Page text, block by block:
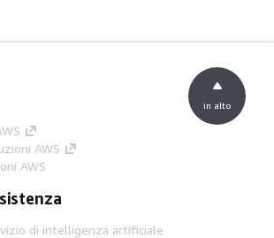
AWS
AWS
di intelligenza artificiale
in alto